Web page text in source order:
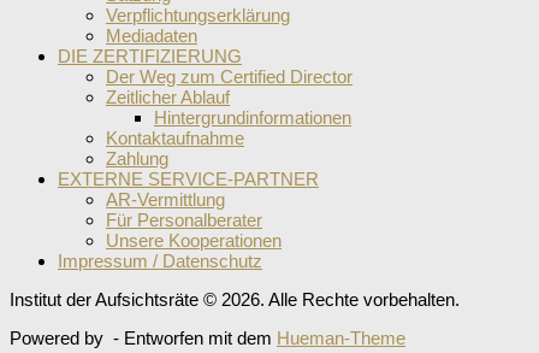
Verpflichtungserklärung
Mediadaten
DIE ZERTIFIZIERUNG
Der Weg zum Certified Director
Zeitlicher Ablauf
Hintergrundinformationen
Kontaktaufnahme
Zahlung
EXTERNE SERVICE-PARTNER
AR-Vermittlung
Für Personalberater
Unsere Kooperationen
Impressum / Datenschutz
Institut der Aufsichtsräte © 2026. Alle Rechte vorbehalten.
Powered by - Entworfen mit dem Hueman-Theme